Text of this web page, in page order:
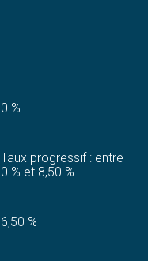
0 %
Taux progressif : entre
0 % et 8,50 %
6,50 %